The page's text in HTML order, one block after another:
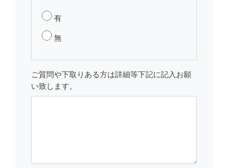
有
無
ご質問や下取りある方は詳細等下記に記入お願
い致します。